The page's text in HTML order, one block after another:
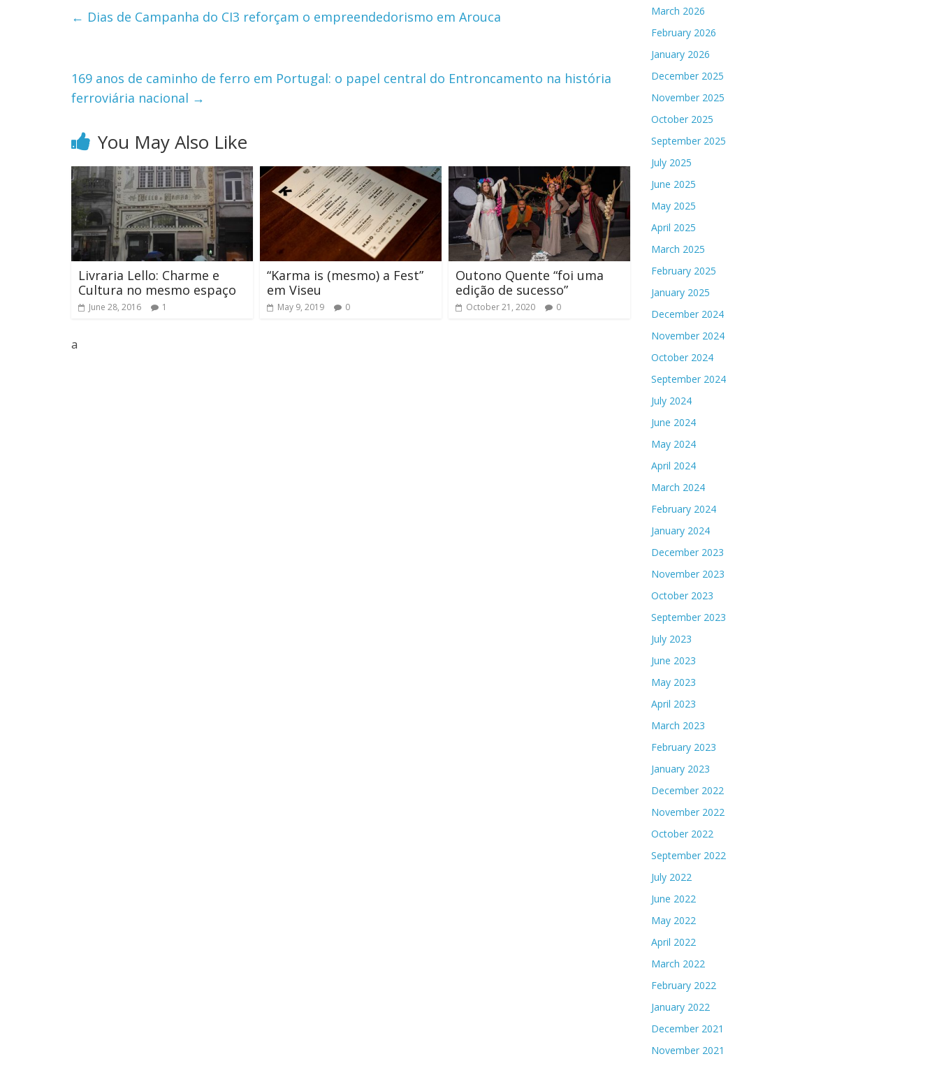
← Dias de Campanha do CI3 reforçam o empreendedorismo em Arouca
169 anos de caminho de ferro em Portugal: o papel central do Entroncamento na história
ferroviária nacional →
You May Also Like
Livraria Lello: Charme e
Cultura no mesmo espaço
June 28, 2016 1
“Karma is (mesmo) a Fest”
em Viseu
May 9, 2019 0
Outono Quente “foi uma
edição de sucesso”
October 21, 2020 0
a
March 2026
February 2026
January 2026
December 2025
November 2025
October 2025
September 2025
July 2025
June 2025
May 2025
April 2025
March 2025
February 2025
January 2025
December 2024
November 2024
October 2024
September 2024
July 2024
June 2024
May 2024
April 2024
March 2024
February 2024
January 2024
December 2023
November 2023
October 2023
September 2023
July 2023
June 2023
May 2023
April 2023
March 2023
February 2023
January 2023
December 2022
November 2022
October 2022
September 2022
July 2022
June 2022
May 2022
April 2022
March 2022
February 2022
January 2022
December 2021
November 2021